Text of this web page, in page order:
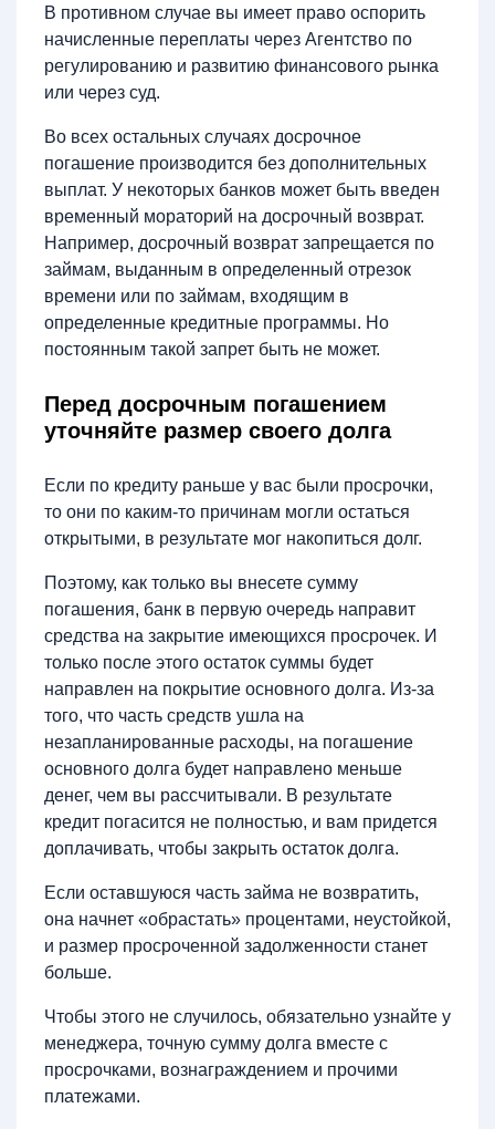
В противном случае вы имеет право оспорить
начисленные переплаты через Агентство по
регулированию и развитию финансового рынка
или через суд.
Во всех остальных случаях досрочное
погашение производится без дополнительных
выплат. У некоторых банков может быть введен
временный мораторий на досрочный возврат.
Например, досрочный возврат запрещается по
займам, выданным в определенный отрезок
времени или по займам, входящим в
определенные кредитные программы. Но
постоянным такой запрет быть не может.
Перед досрочным погашением
уточняйте размер своего долга
Если по кредиту раньше у вас были просрочки,
то они по каким-то причинам могли остаться
открытыми, в результате мог накопиться долг.
Поэтому, как только вы внесете сумму
погашения, банк в первую очередь направит
средства на закрытие имеющихся просрочек. И
только после этого остаток суммы будет
направлен на покрытие основного долга. Из-за
того, что часть средств ушла на
незапланированные расходы, на погашение
основного долга будет направлено меньше
денег, чем вы рассчитывали. В результате
кредит погасится не полностью, и вам придется
доплачивать, чтобы закрыть остаток долга.
Если оставшуюся часть займа не возвратить,
она начнет «обрастать» процентами, неустойкой,
и размер просроченной задолженности станет
больше.
Чтобы этого не случилось, обязательно узнайте у
менеджера, точную сумму долга вместе с
просрочками, вознаграждением и прочими
платежами.